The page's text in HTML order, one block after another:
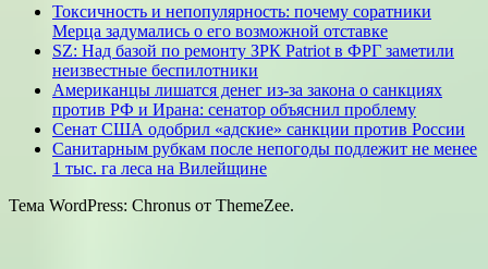
Токсичность и непопулярность: почему соратники
Мерца задумались о его возможной отставке
SZ: Над базой по ремонту ЗРК Patriot в ФРГ заметили
неизвестные беспилотники
Американцы лишатся денег из-за закона о санкциях
против РФ и Ирана: сенатор объяснил проблему
Сенат США одобрил «адские» санкции против России
Санитарным рубкам после непогоды подлежит не менее
1 тыс. га леса на Вилейщине
Тема WordPress: Chronus от ThemeZee.